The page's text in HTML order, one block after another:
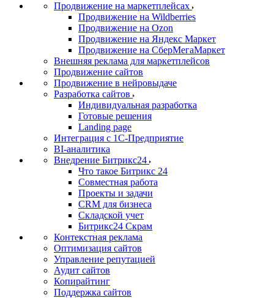
Продвижение на маркетплейсах
Продвижение на Wildberries
Продвижение на Ozon
Продвижение на Яндекс Маркет
Продвижение на СберМегаМаркет
Внешняя реклама для маркетплейсов
Продвижение сайтов
Продвижение в нейровыдаче
Разработка сайтов
Индивидуальная разработка
Готовые решения
Landing page
Интеграция с 1С-Предприятие
BI-аналитика
Внедрение Битрикс24
Что такое Битрикс 24
Совместная работа
Проекты и задачи
СRМ для бизнеса
Складской учет
Битрикс24 Скрам
Контекстная реклама
Оптимизация сайтов
Управление репутацией
Аудит сайтов
Копирайтинг
Поддержка сайтов